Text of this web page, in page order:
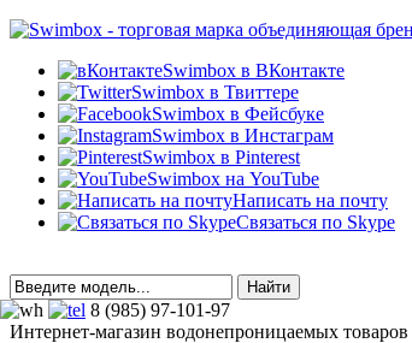
Swimbox в ВКонтакте
Swimbox в Твиттере
Swimbox в Фейсбуке
Swimbox в Инстаграм
Swimbox в Pinterest
Swimbox на YouTube
Написать на почту
Связаться по Skype
8 (985) 97-101-97
Интернет-магазин водонепроницаемых товаров